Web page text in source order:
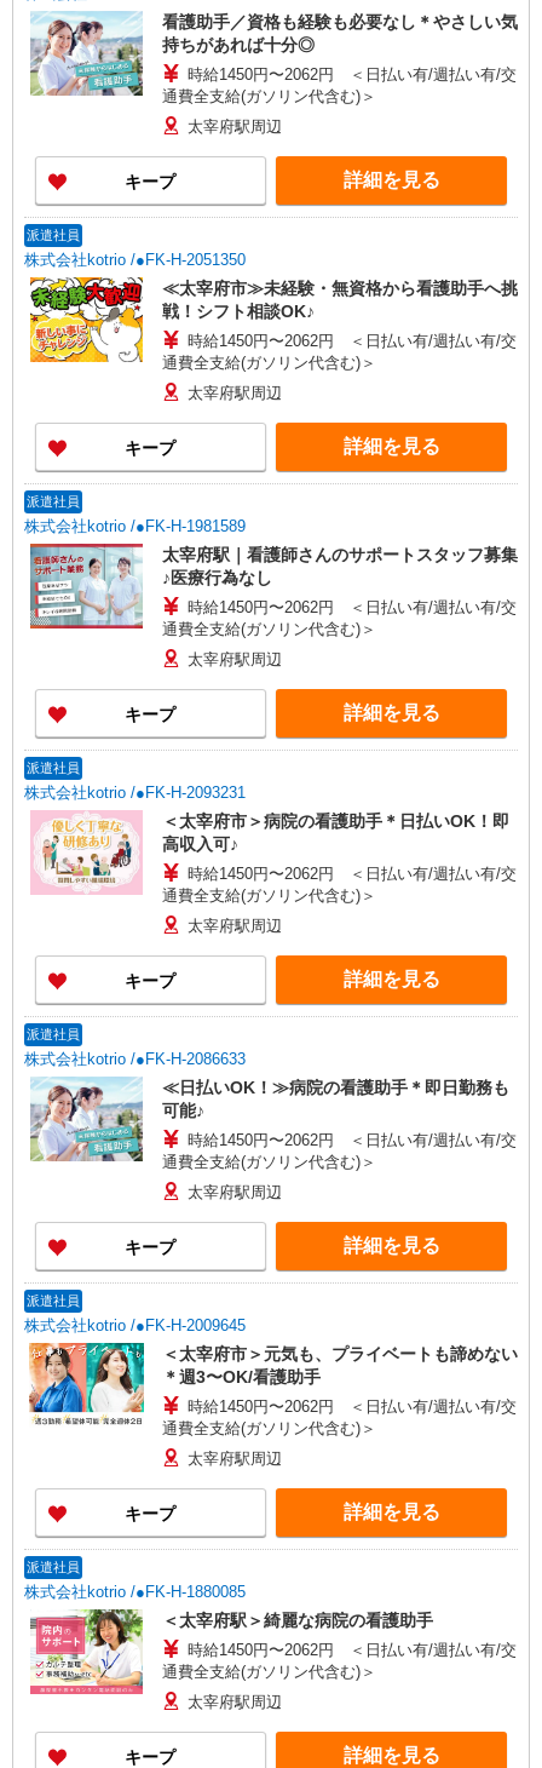
看護助手／資格も経験も必要なし＊やさしい気
持ちがあれば十分◎
時給1450円〜2062円 ＜日払い有/週払い有/交
通費全支給(ガソリン代含む)＞
太宰府駅周辺
キープ 詳細を見る
派遣社員
株式会社kotrio /●FK-H-2051350
≪太宰府市≫未経験・無資格から看護助手へ挑
戦！シフト相談OK♪
時給1450円〜2062円 ＜日払い有/週払い有/交
通費全支給(ガソリン代含む)＞
太宰府駅周辺
キープ 詳細を見る
派遣社員
株式会社kotrio /●FK-H-1981589
太宰府駅｜看護師さんのサポートスタッフ募集
♪医療行為なし
時給1450円〜2062円 ＜日払い有/週払い有/交
通費全支給(ガソリン代含む)＞
太宰府駅周辺
キープ 詳細を見る
派遣社員
株式会社kotrio /●FK-H-2093231
＜太宰府市＞病院の看護助手＊日払いOK！即
高収入可♪
時給1450円〜2062円 ＜日払い有/週払い有/交
通費全支給(ガソリン代含む)＞
太宰府駅周辺
キープ 詳細を見る
派遣社員
株式会社kotrio /●FK-H-2086633
≪日払いOK！≫病院の看護助手＊即日勤務も
可能♪
時給1450円〜2062円 ＜日払い有/週払い有/交
通費全支給(ガソリン代含む)＞
太宰府駅周辺
キープ 詳細を見る
派遣社員
株式会社kotrio /●FK-H-2009645
＜太宰府市＞元気も、プライベートも諦めない
＊週3〜OK/看護助手
時給1450円〜2062円 ＜日払い有/週払い有/交
通費全支給(ガソリン代含む)＞
太宰府駅周辺
キープ 詳細を見る
派遣社員
株式会社kotrio /●FK-H-1880085
＜太宰府駅＞綺麗な病院の看護助手
時給1450円〜2062円 ＜日払い有/週払い有/交
通費全支給(ガソリン代含む)＞
太宰府駅周辺
キープ 詳細を見る